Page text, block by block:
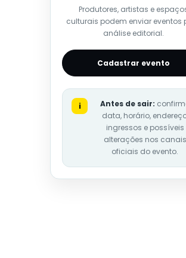
Produtores, artistas e
culturais podem enviar eventos
análise editorial.
Cadastrar evento
i Antes de sair:
data, horário,
ingressos e possíveis
alterações nos canais
oficiais do evento.